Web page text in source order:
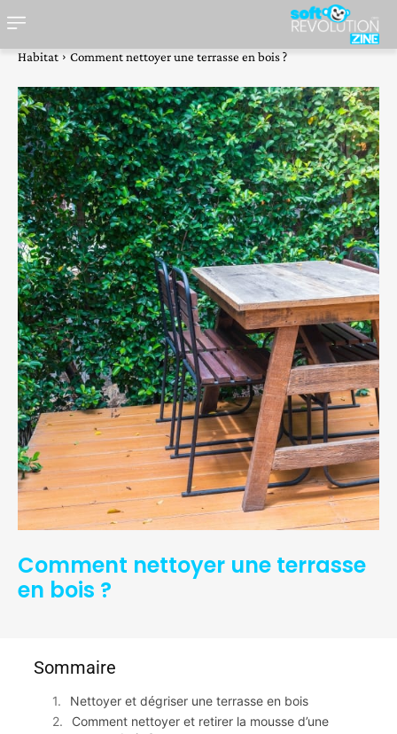
Habitat Comment nettoyer une terrasse en bois ?
Comment nettoyer une terrasse
en bois ?
Sommaire
Nettoyer et dégriser une terrasse en bois
Comment nettoyer et retirer la mousse d’une